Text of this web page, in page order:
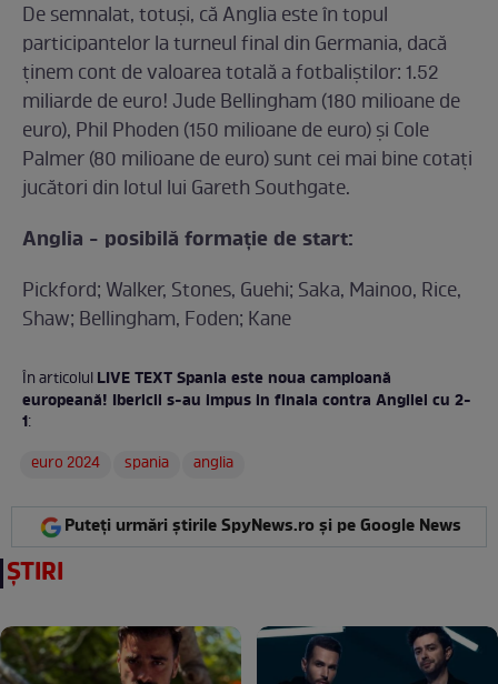
De semnalat, totuși, că Anglia este în topul
participantelor la turneul final din Germania, dacă
ținem cont de valoarea totală a fotbaliștilor: 1.52
miliarde de euro! Jude Bellingham (180 milioane de
euro), Phil Phoden (150 milioane de euro) și Cole
Palmer (80 milioane de euro) sunt cei mai bine cotați
jucători din lotul lui Gareth Southgate.
Anglia - posibilă formație de start:
Pickford; Walker, Stones, Guehi; Saka, Mainoo, Rice,
Shaw; Bellingham, Foden; Kane
În articolulLIVE TEXT Spania este noua campioană
europeană! Ibericii s-au impus in finala contra Angliei cu 2-
1:
euro 2024
spania anglia
Puteți urmări știrile SpyNews.ro și pe Google News
ȘTIRI